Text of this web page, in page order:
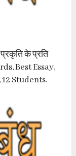
के प्रति
Best Essay,
Students.